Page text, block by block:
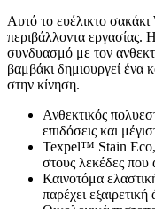
Αυτό το ευέλικτο σακάκι
περιβάλλοντα εργασίας.
συνδυασμό με τον
βαμβάκι δημιουργεί ένα
στην κίνηση.
Ανθεκτικός
επιδόσεις και
Texpel™ Stain Eco,
στους λεκέδες που
Καινοτόμα
παρέχει